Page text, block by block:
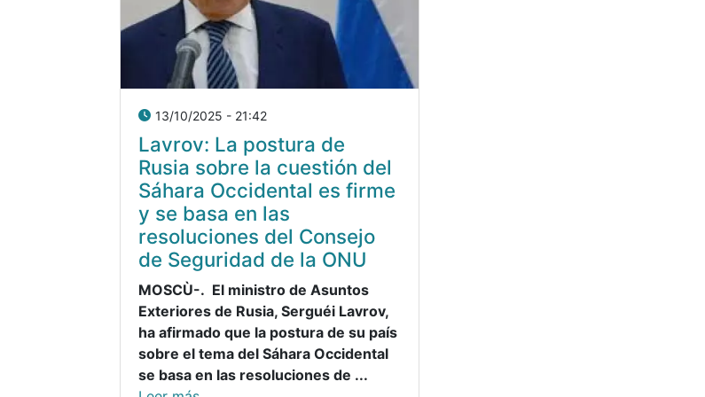
13/10/2025 - 21:42
Lavrov: La postura de
Rusia sobre la cuestión del
Sáhara Occidental es firme
y se basa en las
resoluciones del Consejo
de Seguridad de la ONU
MOSCÙ-. El ministro de Asuntos
Exteriores de Rusia, Serguéi Lavrov,
ha afirmado que la postura de su país
sobre el tema del Sáhara Occidental
se basa en las resoluciones de ...